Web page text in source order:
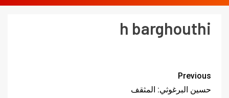
h barghouthi
Previous
حسين البرغوثي: المثقف